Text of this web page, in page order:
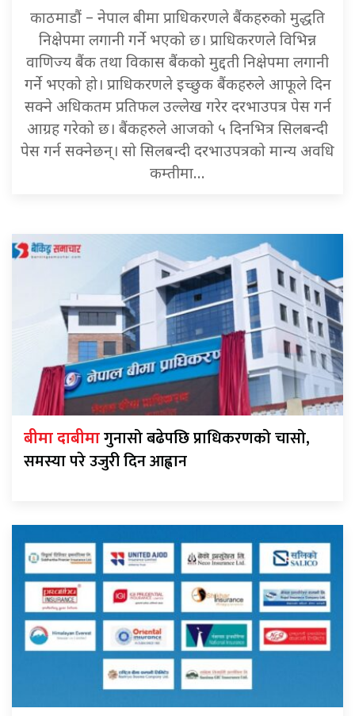
काठमाडौं – नेपाल बीमा प्राधिकरणले बैंकहरुको मुद्धति
निक्षेपमा लगानी गर्ने भएको छ। प्राधिकरणले विभिन्न
वाणिज्य बैंक तथा विकास बैंकको मुद्दती निक्षेपमा लगानी
गर्ने भएको हो। प्राधिकरणले इच्छुक बैंकहरुले आफूले दिन
सक्ने अधिकतम प्रतिफल उल्लेख गरेर दरभाउपत्र पेस गर्न
आग्रह गरेको छ। बैंकहरुले आजको ५ दिनभित्र सिलबन्दी
पेस गर्न सक्नेछन्। सो सिलबन्दी दरभाउपत्रको मान्य अवधि
कम्तीमा…
बीमा दाबीमागुनासो बढेपछि प्राधिकरणको चासो,
समस्या परे उजुरी दिन आह्वान